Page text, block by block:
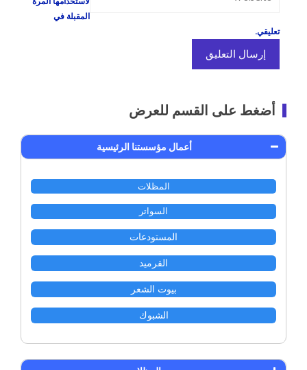
المقبلة في
تعليقي.
أضغط على القسم للعرض
أعمال مؤسستنا الرئيسية
المظلات
السواتر
المستودعات
القرميد
بيوت الشعر
الشبوك